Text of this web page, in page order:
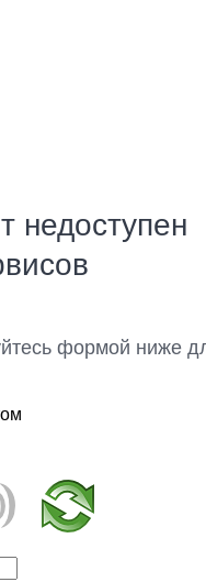
недоступен
формой ниже